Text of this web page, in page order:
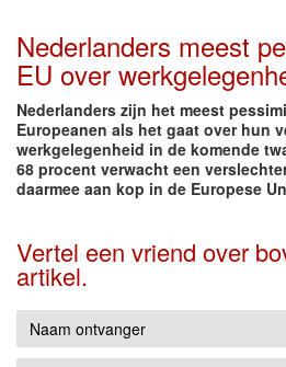
Nederlanders meest
EU over
Nederlanders zijn het meest
Europeanen als het gaat over hun
werkgelegenheid in de komende
68 procent verwacht een
daarmee aan kop in de Europese
Vertel een vriend over
artikel.